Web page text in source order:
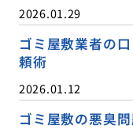
2026.01.29
ゴミ屋敷業者の
頼術
2026.01.12
ゴミ屋敷の悪臭